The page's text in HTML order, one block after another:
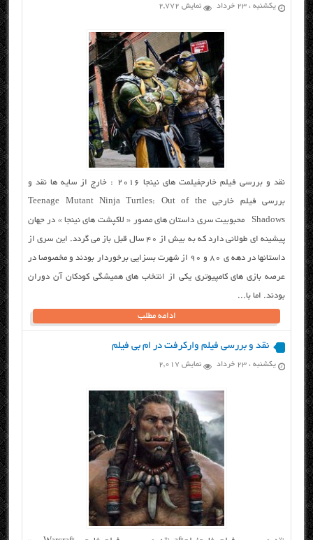
یکشنبه ، ۲۳ خرداد نمایش 2,772
نقد و بررسی فیلم خارجفیلمت های نینجا ۲۰۱۶ : خارج از سایه ها نقد و
بررسی فیلم خارجی Teenage Mutant Ninja Turtles: Out of the
Shadows محبوبیت سری داستان های مصور « لاکپشت های نینجا » در جهان
پیشینه ای طولانی دارد که به بیش از ۴۰ سال قبل باز می گردد. این سری از
داستانها در دهه ی ۸۰ و ۹۰ از شهرت بسزایی برخوردار بودند و مخصوصا در
عرصه بازی های کامپیوتری یکی از انتخاب های همیشگی کودکان آن دوران
بودند. اما با...
ادامه مطلب
نقد و بررسی فیلم وارکرفت در ام بی فیلم
یکشنبه ، ۲۳ خرداد نمایش 2,017